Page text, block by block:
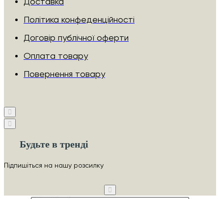
Політика конфеденційності
Договір публічної оферти
Оплата товару
Повернення товару
Будьте в тренді
Підпишіться на нашу розсилку